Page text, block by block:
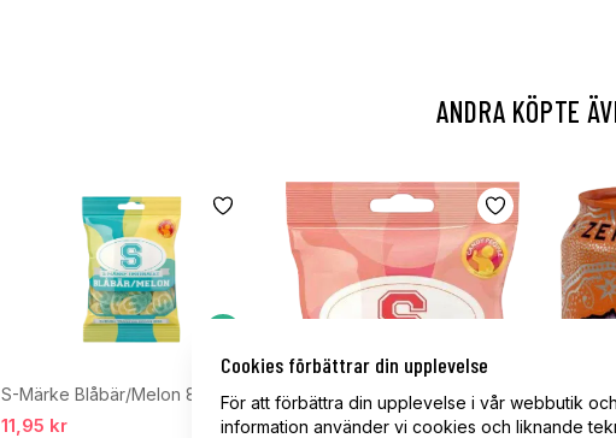
Cookies förbättrar din upplevelse
För att förbättra din upplevelse i vår webbutik
information använder vi cookies och liknande
ANDRA KÖPTE
S-Märke Blåbär/Melon 80 g
11,95 kr